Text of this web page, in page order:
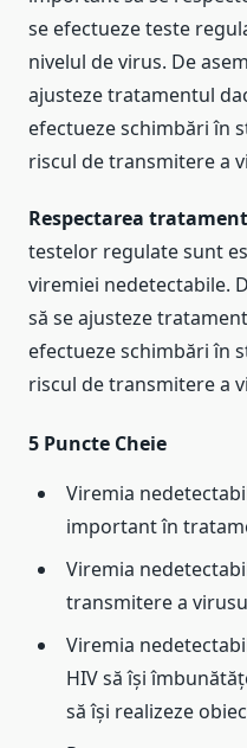
se efectueze teste
nivelul de virus. De
ajusteze tratamentul
efectueze schimbări în
riscul de transmitere a
Respectarea
testelor regulate sunt
viremiei nedetectabile.
să se ajusteze
efectueze schimbări în
riscul de transmitere a
5 Puncte Cheie
Viremia
important în
Viremia
transmitere a
Viremia
HIV să își
să își realizeze